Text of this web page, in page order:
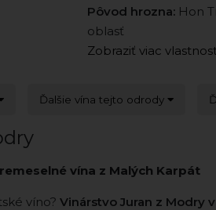
Pôvod hrozna:Hon
oblasť
Zobraziť viac
Ďalšie vína tejto odrody
vína z Malých Karpát
víno? Vinárstvo Juran z Modry